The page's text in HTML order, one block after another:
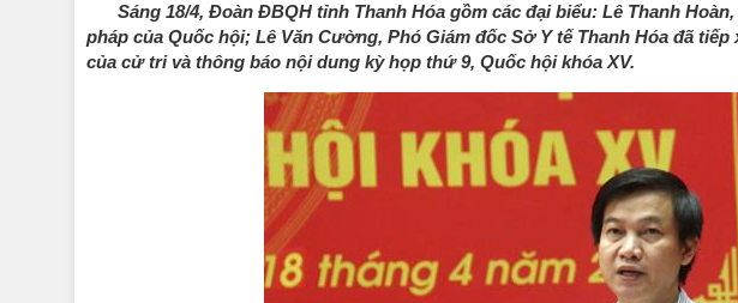
Sáng 18/4, Đoàn ĐBQH tỉnh Thanh Hóa gồm các đại biểu: Lê Thanh
pháp của Quốc hội; Lê Văn Cường, Phó Giám đốc Sở Y tế Thanh Hóa đã
của cử tri và thông báo nội dung kỳ họp thứ 9, Quốc hội khóa XV.